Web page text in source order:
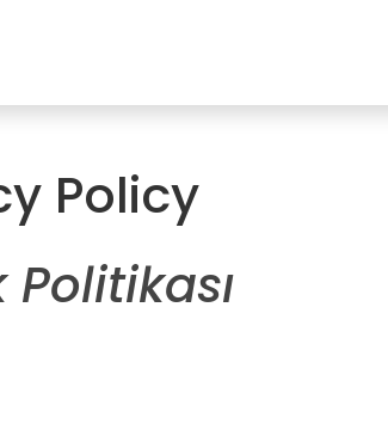
Policy
Politikası